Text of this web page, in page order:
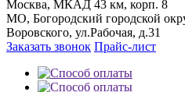
Москва, МКАД 43 км, корп. 8
МО, Богородский городской
Воровского, ул.Рабочая, д.31
Заказать звонок Прайс-лист